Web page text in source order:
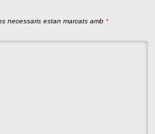
necessaris estan marcats amb *